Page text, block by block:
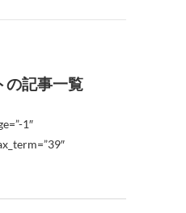
の記事一覧
1″